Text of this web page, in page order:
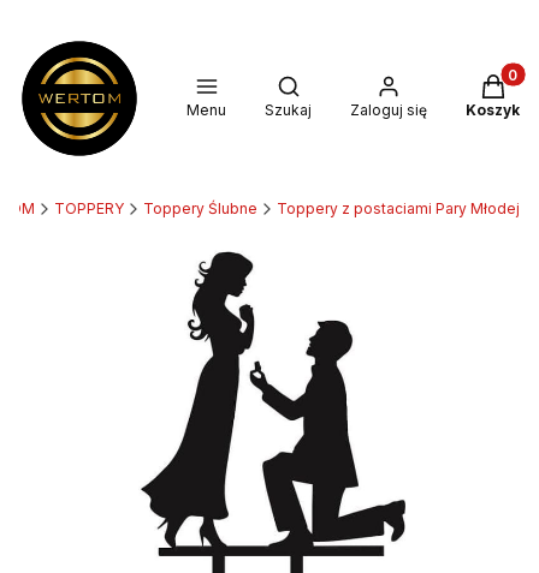
Menu
Otwórz wyszukiwarkę
Szukaj Zaloguj się Koszyk
TOPPERY Toppery Ślubne Toppery z postaciami Pary Młodej